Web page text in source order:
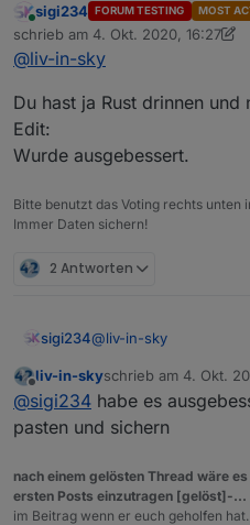
bei mir nicht
refresh mal den
Online
sigi234 FORUM TESTING MOST
schrieb am 4. Okt. 2020, 16:27
zuletzt editiert von sigi23410. Apr.
@liv-in-sky
Du hast ja Rust drinnen und
Edit:
Wurde ausgebessert.
Bitte benutzt das Voting rechts unten
Immer Daten sichern!
2 Antworten
sigi234@liv-in-sky
Du hast ja Rust
Edit:
Wurde ausgebessert.
Offline
liv-in-skyschrieb am 4. Okt.
zuletzt editiert von
@sigi234 habe es
pasten und sichern
nach einem gelösten Thread wäre
ersten Posts einzutragen [gelöst]-...
im Beitrag wenn er euch geholfen hat.